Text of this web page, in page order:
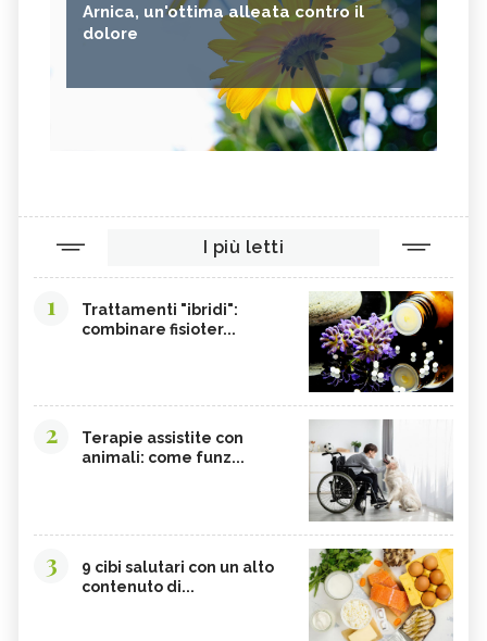
Arnica, un'ottima alleata contro il
dolore
I più letti
1
Trattamenti "ibridi":
combinare fisioter...
2
Terapie assistite con
animali: come funz...
3
9 cibi salutari con un alto
contenuto di...